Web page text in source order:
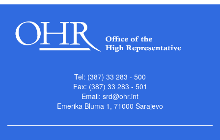
Tel: (387) 33 283 - 500
Fax: (387) 33 283 - 501
Email: srd@ohr.int
Emerika Bluma 1, 71000 Sarajevo